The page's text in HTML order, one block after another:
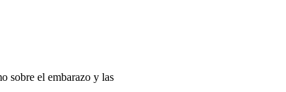
sobre el embarazo y las